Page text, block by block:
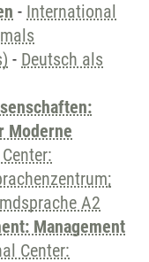
- International
- Deutsch als
Moderne
A2
Management
Center: